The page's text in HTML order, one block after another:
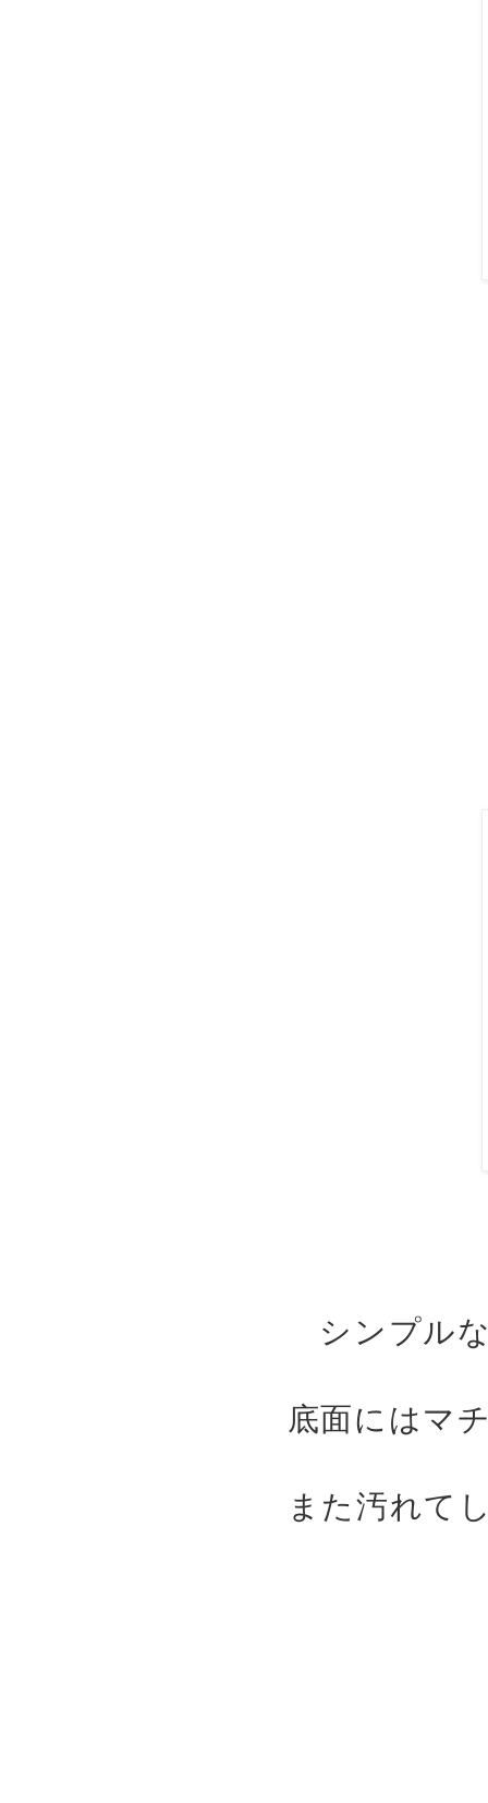
シンプル
底面にはマ
また汚れて